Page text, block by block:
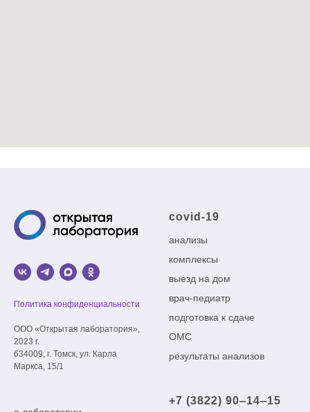
Политика конфиденциальности
ООО «Открытая лаборатория»,
2023 г.
634009, г. Томск, ул. Карла
Маркса, 15/1
covid-19
анализы
комплексы
выезд на дом
врач-педиатр
подготовка к сдаче
ОМС
результаты анализов
+7 (3822) 90‒14‒15